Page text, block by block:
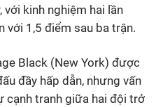
kinh nghiệm hai lần
với 1,5 điểm sau ba trận.
Black (New York) được
đầy hấp dẫn, nhưng vấn
cạnh tranh giữa hai đội trở